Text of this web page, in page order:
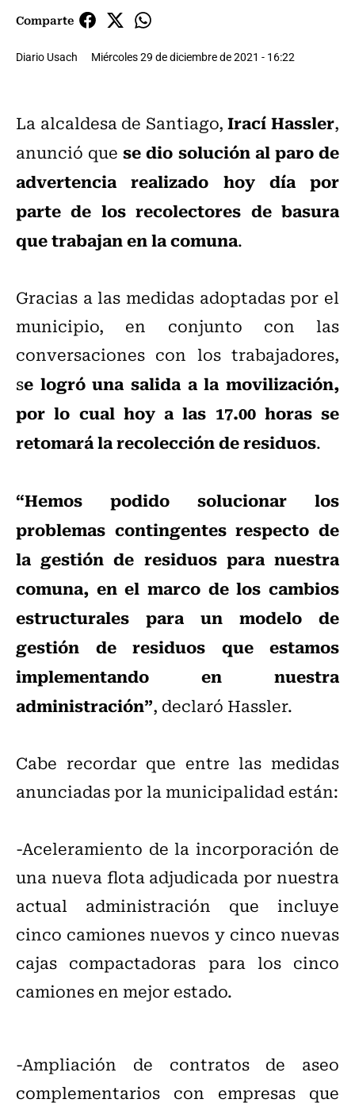
Comparte
Diario Usach Miércoles 29 de diciembre de 2021 - 16:22
La alcaldesa de Santiago,Irací Hassler,
anunció quese dio solución al paro de
advertencia realizado hoy día por
parte de los recolectores de basura
que trabajan en la comuna.
Gracias a las medidas adoptadas por el
municipio, en conjunto con las
conversaciones con los trabajadores,
se logró una salida a la movilización,
por lo cual hoy a las 17.00 horas se
retomará la recolección de residuos.
“Hemos podido solucionar los
problemas contingentes respecto de
la gestión de residuos para nuestra
comuna, en el marco de los cambios
estructurales para un modelo de
gestión de residuos que estamos
implementando en nuestra
administración”, declaró Hassler.
Cabe recordar que entre las medidas
anunciadas por la municipalidad están:
-Aceleramiento de la incorporación de
una nueva flota adjudicada por nuestra
actual administración que incluye
cinco camiones nuevos y cinco nuevas
cajas compactadoras para los cinco
camiones en mejor estado.
-Ampliación de contratos de aseo
complementarios con empresas que